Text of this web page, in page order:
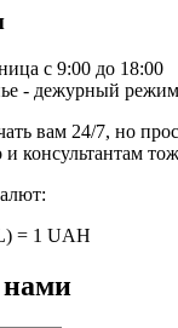
с 9:00 до 18:00
- дежурный режим
вам 24/7, но
и консультантам
= 1 UAH
нами